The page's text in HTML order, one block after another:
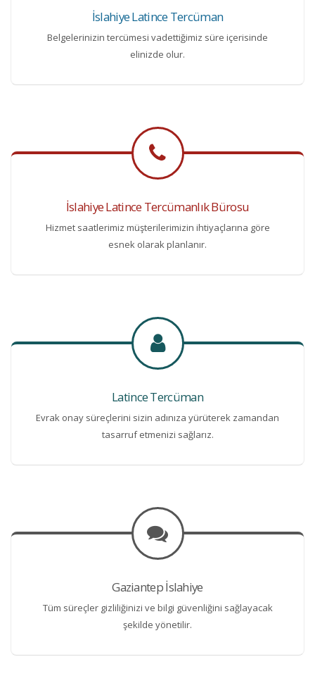
İslahiye Latince Tercüman
Belgelerinizin tercümesi vadettiğimiz süre içerisinde
elinizde olur.
İslahiye Latince Tercümanlık Bürosu
Hizmet saatlerimiz müşterilerimizin ihtiyaçlarına göre
esnek olarak planlanır.
Latince Tercüman
Evrak onay süreçlerini sizin adınıza yürüterek zamandan
tasarruf etmenizi sağlarız.
Gaziantep İslahiye
Tüm süreçler gizliliğinizi ve bilgi güvenliğini sağlayacak
şekilde yönetilir.